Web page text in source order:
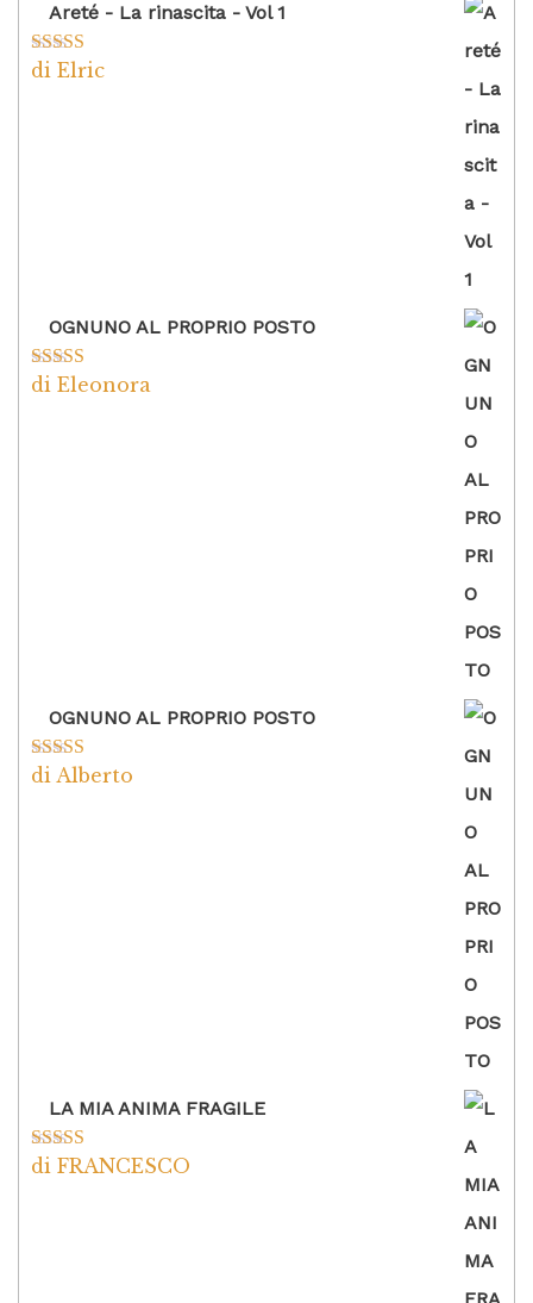
Areté - La rinascita - Vol 1
Valutato5
di Elric
OGNUNO AL PROPRIO POSTO
Valutato5su
di Eleonora
OGNUNO AL PROPRIO POSTO
Valutato5su
di Alberto
LA MIA ANIMA FRAGILE
Valutato5su
di FRANCESCO